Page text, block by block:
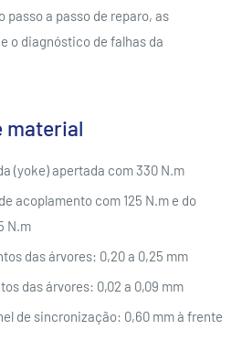
passo a passo de reparo, as
o diagnóstico de falhas da
material
(yoke) apertada com 330 N.m
acoplamento com 125 N.m e do
N.m
das árvores: 0,20 a 0,25 mm
das árvores: 0,02 a 0,09 mm
de sincronização: 0,60 mm à frente